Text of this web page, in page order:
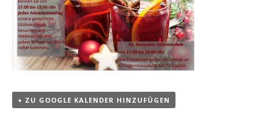
+ ZU GOOGLE KALENDER HINZUFÜGEN